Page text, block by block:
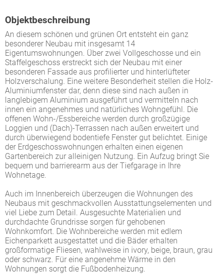
Objektbeschreibung
An diesem schönen und grünen Ort entsteht ein ganz
besonderer Neubau mit insgesamt 14
Eigentumswohnungen. Über zwei Vollgeschosse und ein
Staffelgeschoss erstreckt sich der Neubau mit einer
besonderen Fassade aus profilierter und hinterlüfteter
Holzverschalung. Eine weitere Besonderheit stellen die Holz-
Aluminiumfenster dar, denn diese sind nach außen in
langlebigem Aluminium ausgeführt und vermitteln nach
innen ein angenehmes und natürliches Wohngefühl. Die
offenen Wohn-/Essbereiche werden durch großzügige
Loggien und (Dach)-Terrassen nach außen erweitert und
durch überwiegend bodentiefe Fenster gut belichtet. Einige
der Erdgeschosswohnungen erhalten einen eigenen
Gartenbereich zur alleinigen Nutzung. Ein Aufzug bringt Sie
bequem und barrierearm aus der Tiefgarage in Ihre
Wohnetage.
Auch im Innenbereich überzeugen die Wohnungen des
Neubaus mit geschmackvollen Ausstattungselementen und
viel Liebe zum Detail. Ausgesuchte Materialien und
durchdachte Grundrisse sorgen für gehobenen
Wohnkomfort. Die Wohnbereiche werden mit edlem
Eichenparkett ausgestattet und die Bäder erhalten
großformatige Fliesen, wahlweise in ivory, beige, braun, grau
oder schwarz. Für eine angenehme Wärme in den
Wohnungen sorgt die Fußbodenheizung.